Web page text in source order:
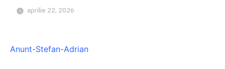
aprilie 22, 2026
Anunt-Stefan-Adrian